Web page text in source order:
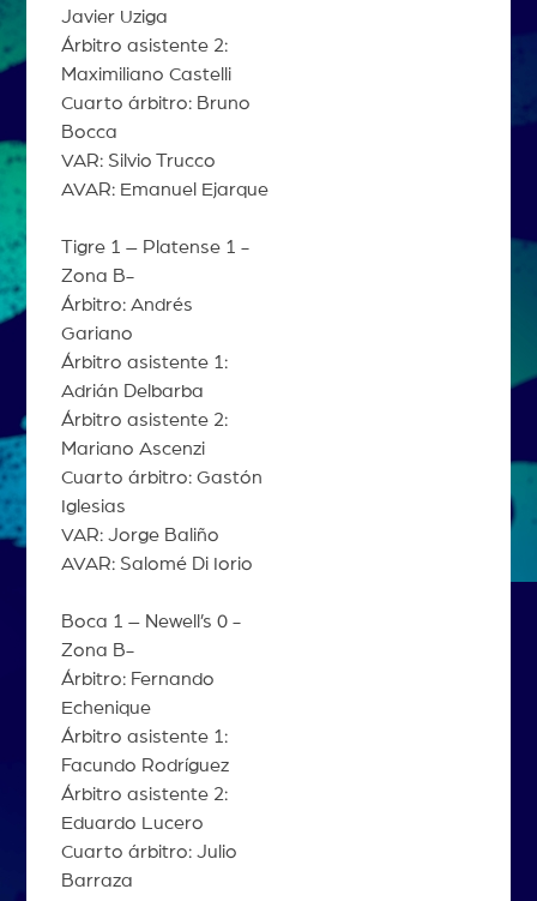
Javier Uziga
Árbitro asistente 2:
Maximiliano Castelli
Cuarto árbitro: Bruno
Bocca
VAR: Silvio Trucco
AVAR: Emanuel Ejarque
Tigre 1 – Platense 1 -
Zona B-
Árbitro: Andrés
Gariano
Árbitro asistente 1:
Adrián Delbarba
Árbitro asistente 2:
Mariano Ascenzi
Cuarto árbitro: Gastón
Iglesias
VAR: Jorge Baliño
AVAR: Salomé Di Iorio
Boca 1 – Newell’s 0 -
Zona B-
Árbitro: Fernando
Echenique
Árbitro asistente 1:
Facundo Rodríguez
Árbitro asistente 2:
Eduardo Lucero
Cuarto árbitro: Julio
Barraza